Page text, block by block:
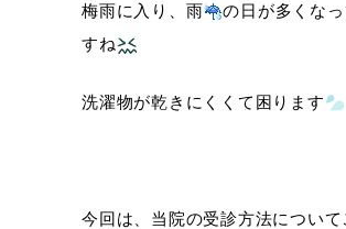
梅雨に入り、雨
の日が多くなっ
すね
洗濯物が乾きにくくて困ります
今回は、当院の受診方法について